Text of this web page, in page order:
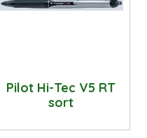
Pilot Hi-Tec V5 RT
sort